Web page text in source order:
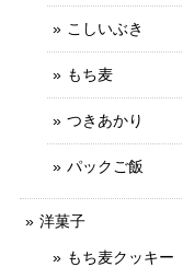
こしいぶき
もち麦
つきあかり
パックご飯
洋菓子
もち麦クッキー